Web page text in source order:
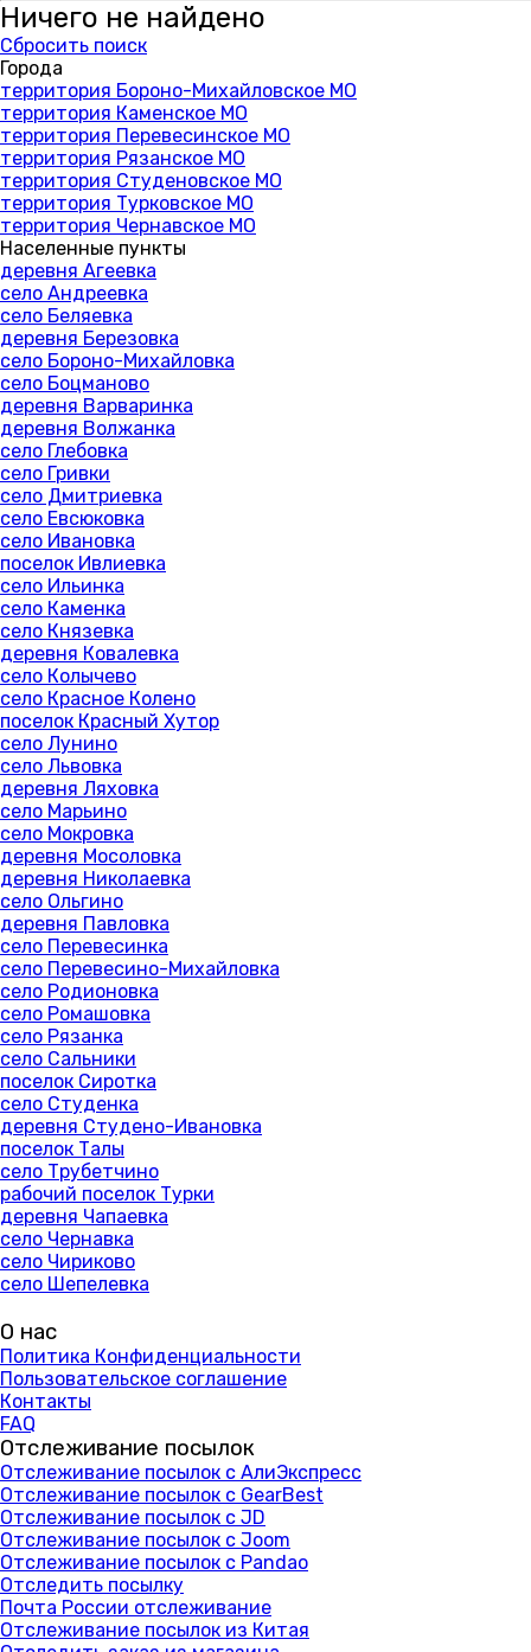
Ничего не найдено
Сбросить поиск
Города
территория Бороно-Михайловское МО
территория Каменское МО
территория Перевесинское МО
территория Рязанское МО
территория Студеновское МО
территория Турковское МО
территория Чернавское МО
Населенные пункты
деревня Агеевка
село Андреевка
село Беляевка
деревня Березовка
село Бороно-Михайловка
село Боцманово
деревня Варваринка
деревня Волжанка
село Глебовка
село Гривки
село Дмитриевка
село Евсюковка
село Ивановка
поселок Ивлиевка
село Ильинка
село Каменка
село Князевка
деревня Ковалевка
село Колычево
село Красное Колено
поселок Красный Хутор
село Лунино
село Львовка
деревня Ляховка
село Марьино
село Мокровка
деревня Мосоловка
деревня Николаевка
село Ольгино
деревня Павловка
село Перевесинка
село Перевесино-Михайловка
село Родионовка
село Ромашовка
село Рязанка
село Сальники
поселок Сиротка
село Студенка
деревня Студено-Ивановка
поселок Талы
село Трубетчино
рабочий поселок Турки
деревня Чапаевка
село Чернавка
село Чириково
село Шепелевка
О нас
Политика Конфиденциальности
Пользовательское соглашение
Контакты
FAQ
Отслеживание посылок
Отслеживание посылок с АлиЭкспресс
Отслеживание посылок с GearBest
Отслеживание посылок с JD
Отслеживание посылок с Joom
Отслеживание посылок с Pandao
Отследить посылку
Почта России отслеживание
Отслеживание посылок из Китая